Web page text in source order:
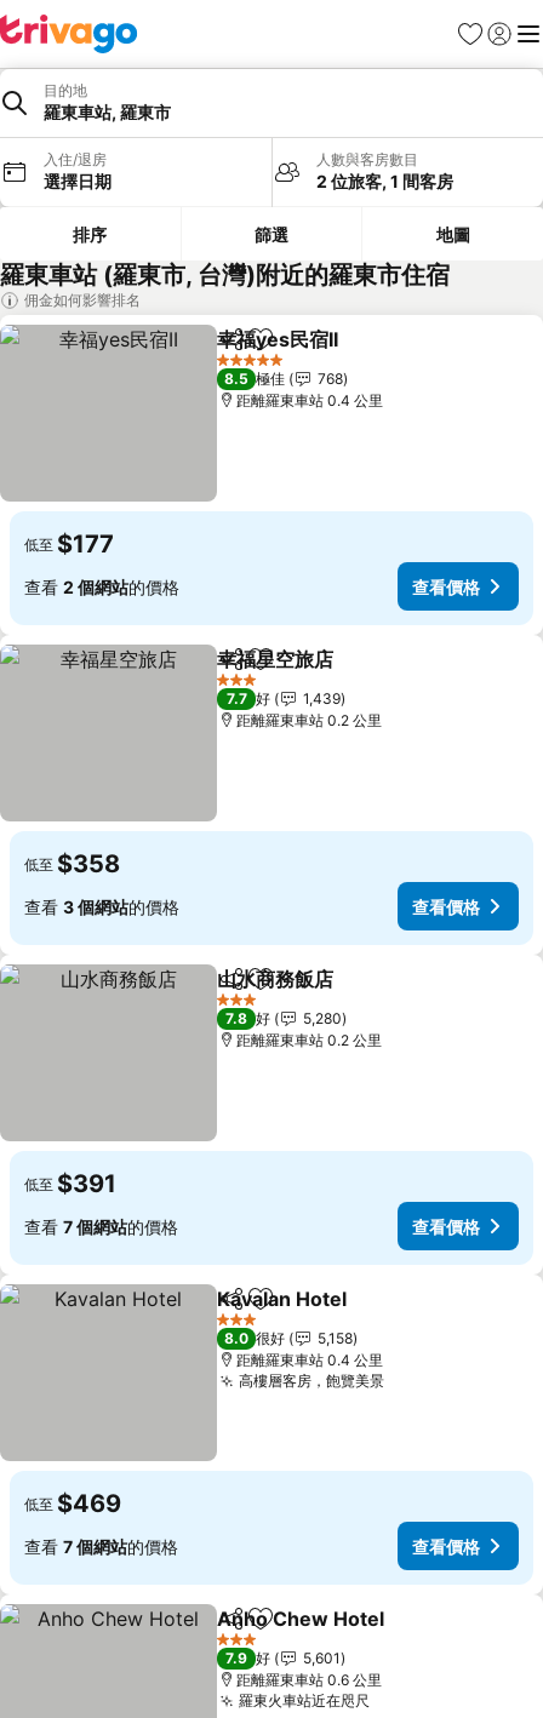
收藏夾
登入 選
目的地
羅東車站, 羅東市
入住/退房
選擇日期
人數與客房數目
2 位旅客, 1 間客房
排序 篩選 地圖
羅東車站 (羅東市, 台灣)附近的羅東市住宿
佣金如何影響排名
分享 放到收藏夾
幸福yes民宿II
5 星級
8.5 極佳
768
距離羅東車站 0.4 公里
低至 $177
查看 2 個網站的價格 查看價格
分享 放到收藏夾
幸福星空旅店
3 星級
7.7 好
1,439
距離羅東車站 0.2 公里
低至 $358
查看 3 個網站的價格 查看價格
分享 放到收藏夾
山水商務飯店
3 星級
7.8 好
5,280
距離羅東車站 0.2 公里
低至 $391
查看 7 個網站的價格 查看價格
分享 放到收藏夾
Kavalan Hotel
3 星級
8.0 很好
5,158
距離羅東車站 0.4 公里
高樓層客房，飽覽美景查看價格
低至 $469
查看 7 個網站的價格 查看價格
分享 放到收藏夾
Anho Chew Hotel
3 星級
7.9 好
5,601
距離羅東車站 0.6 公里
羅東火車站近在咫尺查看價格